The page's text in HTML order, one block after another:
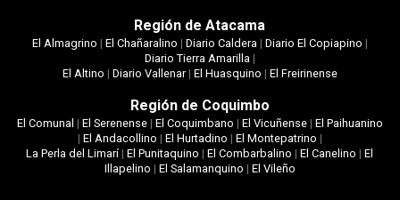
Región de Atacama
El Almagrino | El Chañaralino | Diario Caldera| Diario El Copiapino |
Diario Tierra Amarilla|
El Altino | Diario Vallenar| El Huasquino | El Freirinense
Región de Coquimbo
El Comunal | El Serenense| El Coquimbano | El Vicuñense| El Paihuanino
| El Andacollino | El Hurtadino | El Montepatrino |
La Perla del Limarí|El Punitaquino |El Combarbalino |El Canelino |El
Illapelino | El Salamanquino | El Vileño